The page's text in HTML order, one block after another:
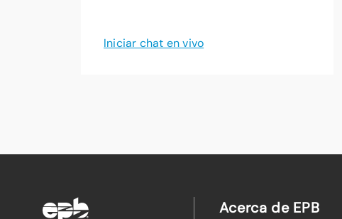
Iniciar chat en vivo
Acerca de EPB